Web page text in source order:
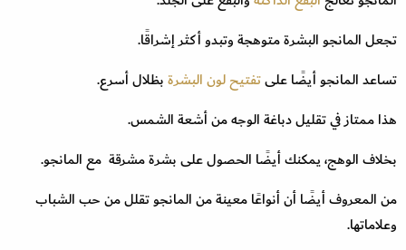
تجعل المانجو البشرة متوهجة وتبدو أكثر إشراقًا.
تساعد المانجو أيضًا علىتفتيح لون البشرةبظلال أسرع.
هذا ممتاز في تقليل دباغة الوجه من أشعة الشمس.
بخلاف الوهج، يمكنك أيضًا الحصول على بشرة مشرقة مع المانجو.
من المعروف أيضًا أن أنواعًا معينة من المانجو تقلل من حب الشباب
وعلاماتها.